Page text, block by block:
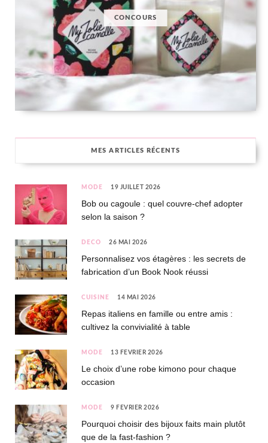
CONCOURS
MES ARTICLES RÉCENTS
MODE 19 JUILLET 2026
Bob ou cagoule : quel couvre-chef adopter
selon la saison ?
DÉCO 26 MAI 2026
Personnalisez vos étagères : les secrets de
fabrication d’un Book Nook réussi
CUISINE 14 MAI 2026
Repas italiens en famille ou entre amis :
cultivez la convivialité à table
MODE 13 FÉVRIER 2026
Le choix d’une robe kimono pour chaque
occasion
MODE 9 FÉVRIER 2026
Pourquoi choisir des bijoux faits main plutôt
que de la fast-fashion ?